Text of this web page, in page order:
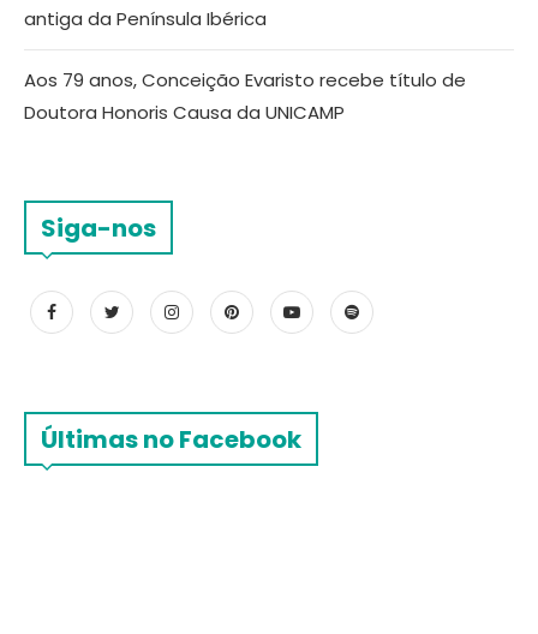
antiga da Península Ibérica
Aos 79 anos, Conceição Evaristo recebe título de
Doutora Honoris Causa da UNICAMP
Siga-nos
Últimas no Facebook